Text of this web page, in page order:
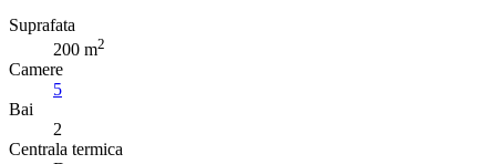
Suprafata
200 m2
Camere
5
Bai
2
Centrala termica